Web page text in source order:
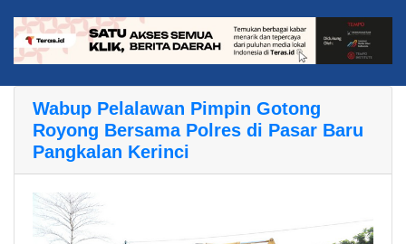
Wabup Pelalawan Pimpin Gotong
Royong Bersama Polres di Pasar Baru
Pangkalan Kerinci